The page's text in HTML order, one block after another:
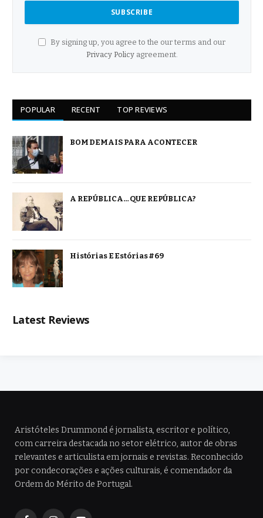
By signing up, you agree to the our terms and our
Privacy Policyagreement.
POPULAR RECENT TOP REVIEWS
BOM DEMAIS PARA ACONTECER
A REPÚBLICA… QUE REPÚBLICA?
Histórias E Estórias #69
Latest Reviews
Aristóteles Drummond é jornalista, escritor e político,
com carreira destacada no setor elétrico, autor de obras
relevantes e articulista em jornais e revistas. Reconhecido
por condecorações e ações culturais, é comendador da
Ordem do Mérito de Portugal.